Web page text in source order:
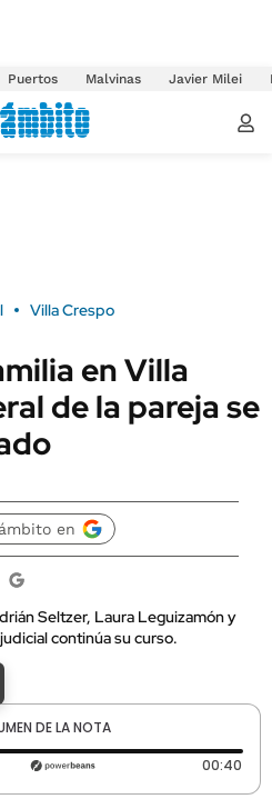
Puertos Malvinas Javier Milei
Villa Crespo
en Villa
de la pareja se
en
Seltzer, Laura Leguizamón y
continúa su curso.
DE LA NOTA
0 segundos 00:40